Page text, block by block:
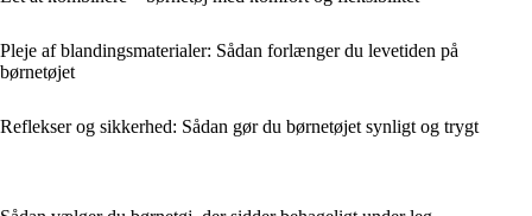
Pleje af blandingsmaterialer: Sådan forlænger du levetiden på
børnetøjet
Reflekser og sikkerhed: Sådan gør du børnetøjet synligt og trygt